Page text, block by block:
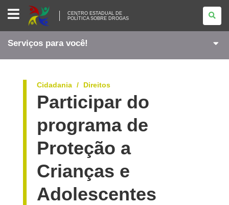
CENTRO
ESTADUAL
DE
<BR
SOBRE
CENTRO ESTADUAL DE
POLÍTICA SOBRE DROGAS
Serviços para você!
Cidadania Direitos
Participar do
programa de
Proteção a
Crianças e
Adolescentes